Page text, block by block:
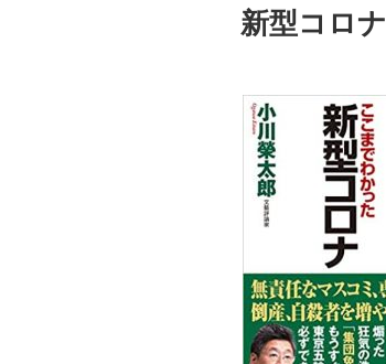
稿
日:
新型コロナ